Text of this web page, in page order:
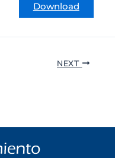
Download
NEXT